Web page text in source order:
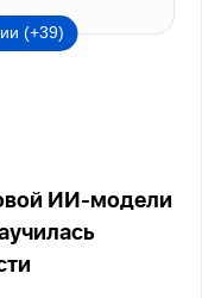
(+39)
ИИ-модели